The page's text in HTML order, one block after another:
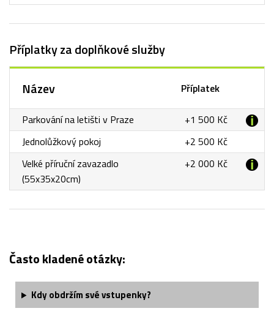
Příplatky za doplňkové služby
Název Příplatek
Parkování na letišti v Praze
+1 500 Kč
Jednolůžkový pokoj
+2 500 Kč
Velké příruční zavazadlo
(55x35x20cm)
+2 000 Kč
Často kladené otázky:
Kdy obdržím své vstupenky?